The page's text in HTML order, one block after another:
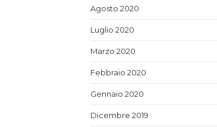
Agosto 2020
Luglio 2020
Marzo 2020
Febbraio 2020
Gennaio 2020
Dicembre 2019